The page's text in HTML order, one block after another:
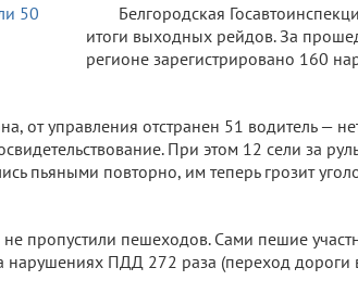
Белгородская
итоги выходных рейдов. За
регионе зарегистрировано 160
от управления отстранен 51 водитель —
При этом 12 сели за
пьяными повторно, им теперь грозит
пропустили пешеходов. Сами пешие
нарушениях ПДД 272 раза (переход дороги